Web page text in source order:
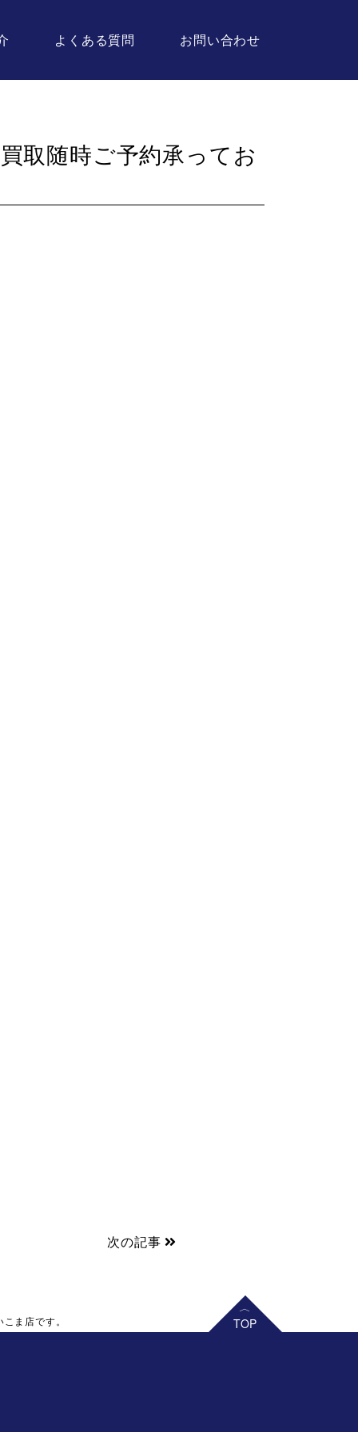
よくある質問 お問い合わせ
取随時ご予約承ってお
次の記事
ま店です。